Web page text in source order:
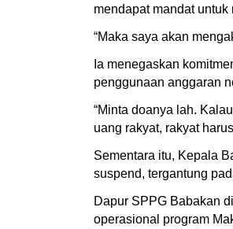
mendapat mandat
“Maka saya akan
Ia menegaskan
penggunaan anggaran
“Minta doanya lah.
uang rakyat, rakyat
Sementara itu, Kepala
suspend, tergantung
Dapur SPPG Babakan
operasional program